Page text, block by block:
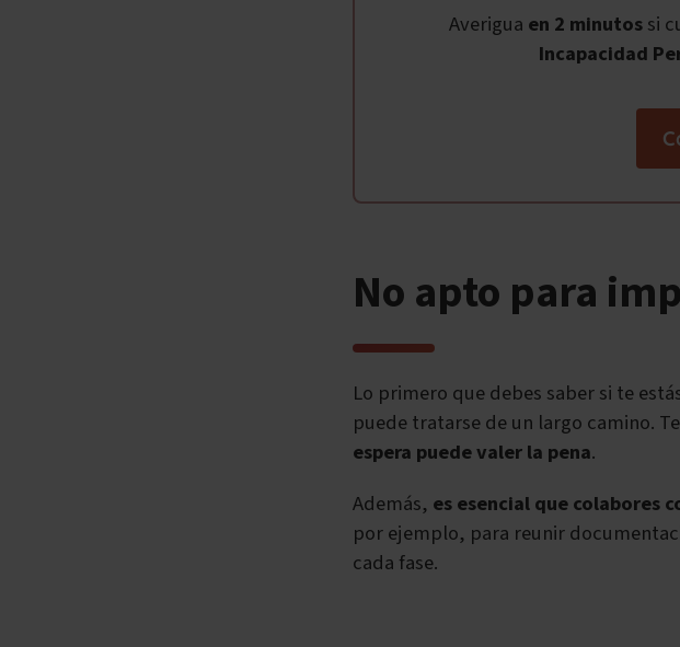
Averigua en 2 minutossi
Incapacidad
No apto para
Lo primero que debes saber si te
puede tratarse de un largo camino.
espera puede valer la pena.
Además, es esencial que colabores
por ejemplo, para reunir
cada fase.